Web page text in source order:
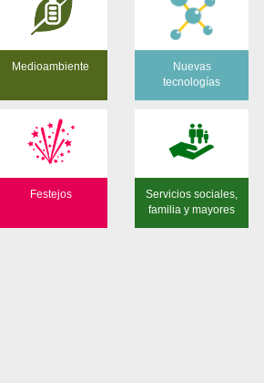
Medioambiente
Nuevas
tecnologías
Festejos
Servicios sociales,
familia y mayores